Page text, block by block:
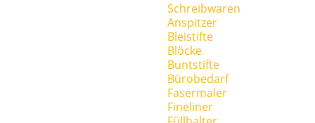
Schreibwaren
Anspitzer
Bleistifte
Blöcke
Buntstifte
Bürobedarf
Fasermaler
Fineliner